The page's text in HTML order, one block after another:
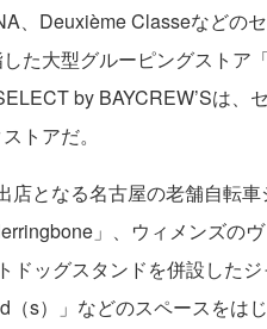
、Deuxième Classeなどの
た大型グルーピングストア
by BAYCREW’Sは、
トアだ。
店となる名古屋の老舗自転
」、ウィメンズの
ドッグスタンドを併設した
s）」などのスペースをは